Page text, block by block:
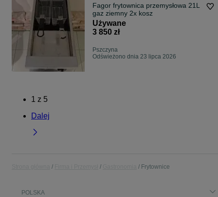
Fagor frytownica przemysłowa 21L
gaz ziemny 2x kosz
Używane
3 850 zł
Pszczyna
Odświeżono dnia 23 lipca 2026
1 z 5
Dalej
Frytownice
POLSKA